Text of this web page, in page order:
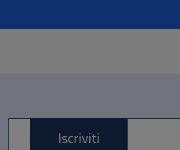
E-mail *Iscriviti